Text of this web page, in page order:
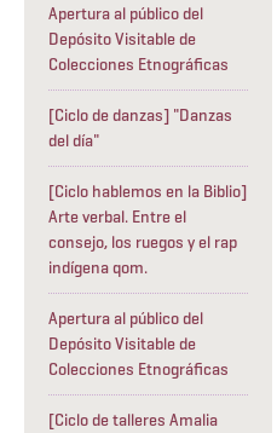
Apertura al público del
Depósito Visitable de
Colecciones Etnográficas
[Ciclo de danzas] "Danzas
del día"
[Ciclo hablemos en la Biblio]
Arte verbal. Entre el
consejo, los ruegos y el rap
indígena qom.
Apertura al público del
Depósito Visitable de
Colecciones Etnográficas
[Ciclo de talleres Amalia